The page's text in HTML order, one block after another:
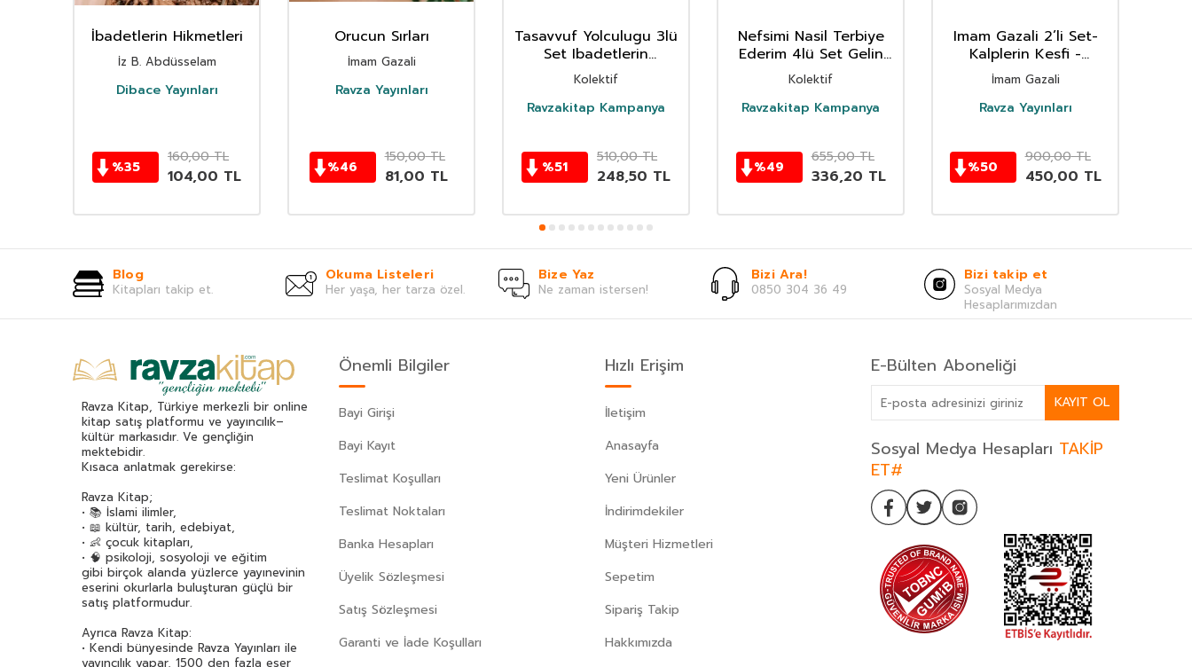
İbadetlerin Hikmetleri
İz B. Abdüsselam
Dibace Yayınları
%35
160,00TL
104,00 TL
Orucun Sırları
İmam Gazali
Ravza Yayınları
%46
150,00TL
81,00 TL
Tasavvuf Yolculugu 3lü
Set Ibadetlerin
Hikmetleri Dilin Afetleri
Gelin Taci
Kolektif
Ravzakitap Kampanya
%51
510,00TL
248,50 TL
Nefsimi Nasil Terbiye
Ederim 4lü Set Gelin
Tacı Selamet Gemisi
Dilin Afetleri Ey Oğul
Kolektif
Ravzakitap Kampanya
%49
655,00TL
336,20 TL
Imam Gazali 2’li Set-
Kalplerin Kesfi -
Mutlulugun Sirlari
Kimyayi Saadet
İmam Gazali
Ravza Yayınları
%50
900,00TL
450,00 TL
Blog
Kitapları takip et.
Okuma Listeleri
Her yaşa, her tarza özel.
Bize Yaz
Ne zaman istersen!
Bizi Ara!
0850 304 36 49
Bizi takip et
Sosyal Medya
Hesaplarımızdan
Ravza Kitap, Türkiye merkezli bir online
kitap satış platformu ve yayıncılık–
kültür markasıdır. Ve gençliğin
mektebidir.
Kısaca anlatmak gerekirse:
Ravza Kitap;
• 📚 İslami ilimler,
• 📖 kültür, tarih, edebiyat,
• 👶 çocuk kitapları,
• 🧠 psikoloji, sosyoloji ve eğitim
gibi birçok alanda yüzlerce yayınevinin
eserini okurlarla buluşturan güçlü bir
satış platformudur.
Ayrıca Ravza Kitap:
• Kendi bünyesinde Ravza Yayınları ile
yayıncılık yapar, 1500 den fazla eser
Önemli Bilgiler
Bayi Girişi
Bayi Kayıt
Teslimat Koşulları
Teslimat Noktaları
Banka Hesapları
Üyelik Sözleşmesi
Satış Sözleşmesi
Garanti ve İade Koşulları
Hızlı Erişim
İletişim
Anasayfa
Yeni Ürünler
İndirimdekiler
Müşteri Hizmetleri
Sepetim
Sipariş Takip
Hakkımızda
E-Bülten Aboneliği
KAYIT OL
Sosyal Medya Hesapları TAKİP
ET#